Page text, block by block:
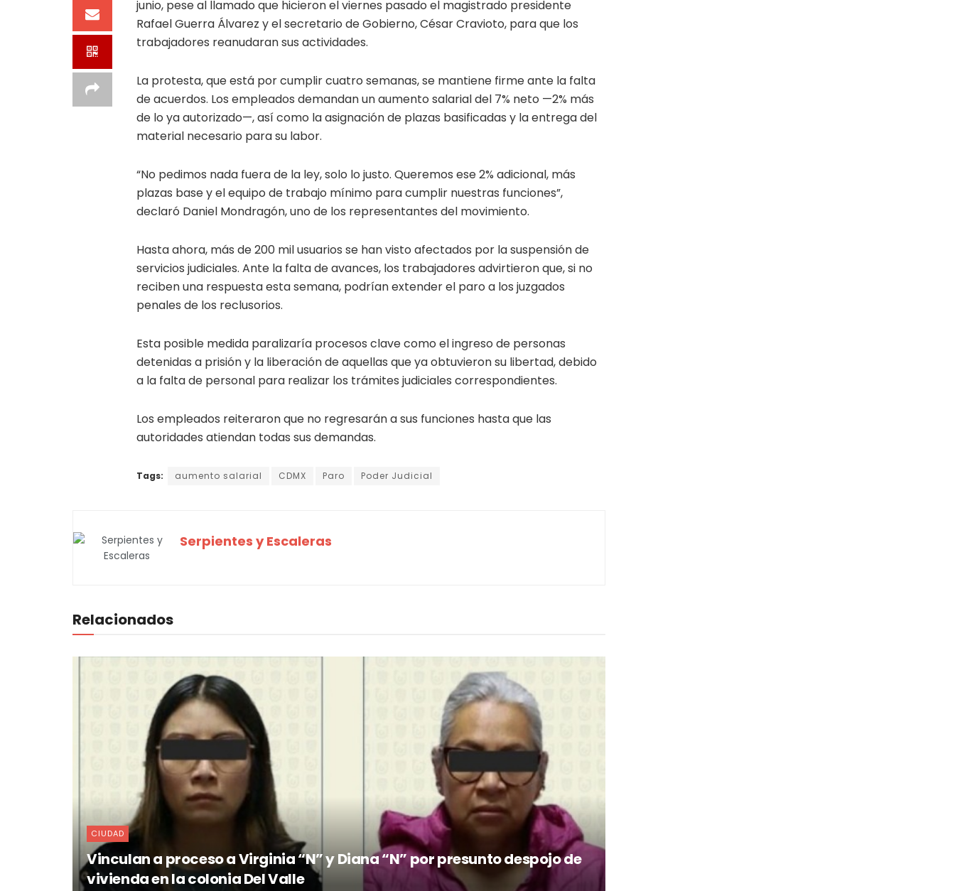
junio, pese al llamado que hicieron el viernes pasado el magistrado presidente
Rafael Guerra Álvarez y el secretario de Gobierno, César Cravioto, para que los
trabajadores reanudaran sus actividades.
La protesta, que está por cumplir cuatro semanas, se mantiene firme ante la falta
de acuerdos. Los empleados demandan un aumento salarial del 7% neto —2% más
de lo ya autorizado—, así como la asignación de plazas basificadas y la entrega del
material necesario para su labor.
“No pedimos nada fuera de la ley, solo lo justo. Queremos ese 2% adicional, más
plazas base y el equipo de trabajo mínimo para cumplir nuestras funciones”,
declaró Daniel Mondragón, uno de los representantes del movimiento.
Hasta ahora, más de 200 mil usuarios se han visto afectados por la suspensión de
servicios judiciales. Ante la falta de avances, los trabajadores advirtieron que, si no
reciben una respuesta esta semana, podrían extender el paro a los juzgados
penales de los reclusorios.
Esta posible medida paralizaría procesos clave como el ingreso de personas
detenidas a prisión y la liberación de aquellas que ya obtuvieron su libertad, debido
a la falta de personal para realizar los trámites judiciales correspondientes.
Los empleados reiteraron que no regresarán a sus funciones hasta que las
autoridades atiendan todas sus demandas.
Tags: aumento salarial CDMX Paro Poder Judicial
Serpientes y Escaleras
Relacionados
CIUDAD
Vinculan a proceso a Virginia “N” y Diana “N” por presunto despojo de
vivienda en la colonia Del Valle